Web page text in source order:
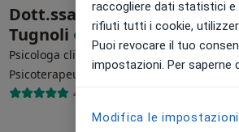
Dott.ssa Francesca
Tugnoli
Psicologa clinica, Psicologa,
Psicoterapeuta
·Altro
42 recensioni
raccogliere dati statistici e
rifiuti tutti i cookie,
Puoi revocare il tuo
impostazioni. Per saperne
Modifica le impostazioni